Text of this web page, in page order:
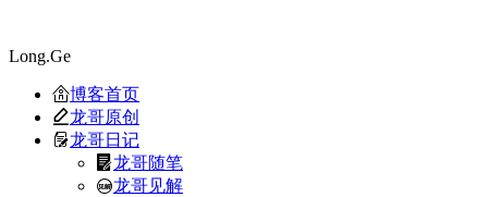
Long.Ge
博客首页
龙哥原创
龙哥日记
龙哥随笔
龙哥见解